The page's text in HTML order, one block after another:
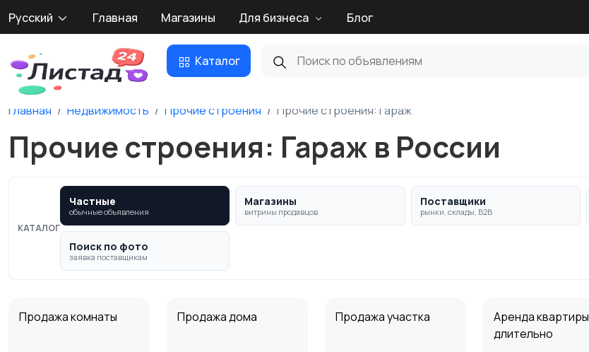
Русский Главная Магазины Для бизнеса Блог
Каталог
Главная Недвижимость Прочие строения Прочие строения: Гараж
Прочие строения: Гараж в России
КАТАЛОГ
Частные
обычные объявления
Магазины
витрины продавцов
Поставщики
рынки, склады, B2B
Поиск по фото
заявка поставщикам
Продажа комнаты Продажа дома Продажа участка
Аренда квартиры
длительно